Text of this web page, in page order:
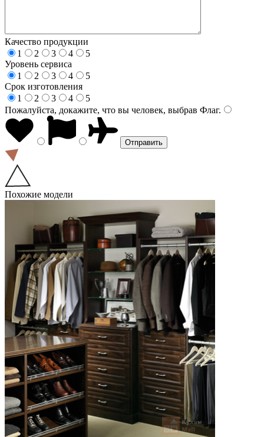
Качество продукции
1
2 3 4
5
Уровень сервиса
1
2 3 4
5
Срок изготовления
1
2 3 4
5
Пожалуйста, докажите, что вы человек, выбрав Флаг.
Похожие модели